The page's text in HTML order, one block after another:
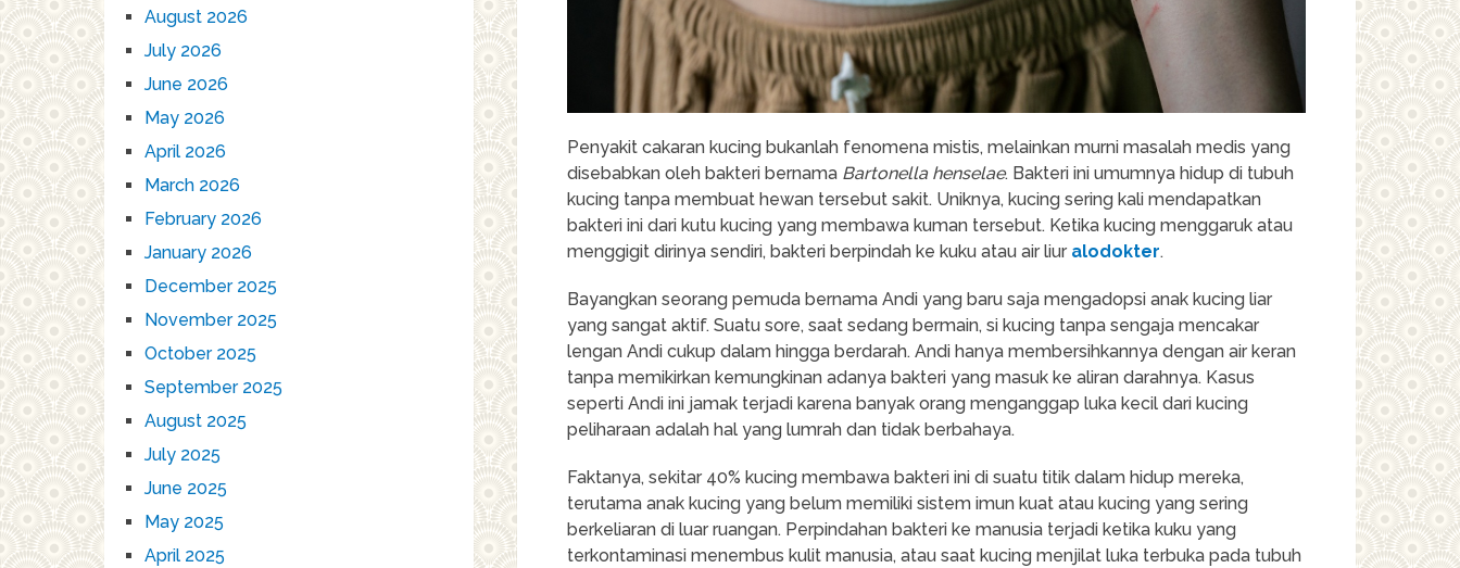
Penyakit cakaran kucing bukanlah fenomena mistis, melainkan murni masalah medis yang
disebabkan oleh bakteri bernama Bartonella henselae. Bakteri ini umumnya hidup di tubuh
kucing tanpa membuat hewan tersebut sakit. Uniknya, kucing sering kali mendapatkan
bakteri ini dari kutu kucing yang membawa kuman tersebut. Ketika kucing menggaruk atau
menggigit dirinya sendiri, bakteri berpindah ke kuku atau air liur alodokter.
Bayangkan seorang pemuda bernama Andi yang baru saja mengadopsi anak kucing liar
yang sangat aktif. Suatu sore, saat sedang bermain, si kucing tanpa sengaja mencakar
lengan Andi cukup dalam hingga berdarah. Andi hanya membersihkannya dengan air keran
tanpa memikirkan kemungkinan adanya bakteri yang masuk ke aliran darahnya. Kasus
seperti Andi ini jamak terjadi karena banyak orang menganggap luka kecil dari kucing
peliharaan adalah hal yang lumrah dan tidak berbahaya.
Faktanya, sekitar 40% kucing membawa bakteri ini di suatu titik dalam hidup mereka,
terutama anak kucing yang belum memiliki sistem imun kuat atau kucing yang sering
berkeliaran di luar ruangan. Perpindahan bakteri ke manusia terjadi ketika kuku yang
terkontaminasi menembus kulit manusia, atau saat kucing menjilat luka terbuka pada tubuh
August 2026
July 2026
June 2026
May 2026
April 2026
March 2026
February 2026
January 2026
December 2025
November 2025
October 2025
September 2025
August 2025
July 2025
June 2025
May 2025
April 2025